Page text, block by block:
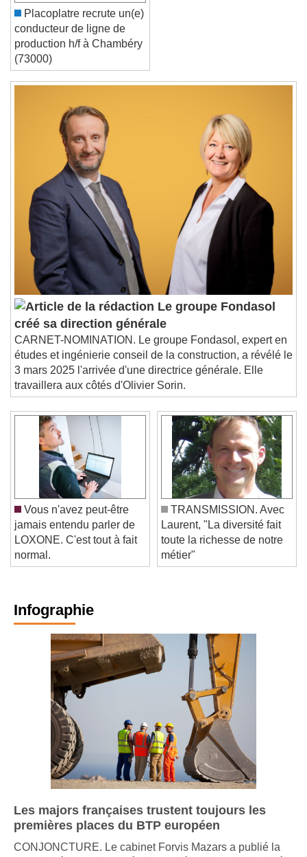
Reset
Done
Close Modal Dialog
Placoplatre recrute un(e)
conducteur de ligne de
production h/f à Chambéry
(73000)
Le groupe Fondasol
créé sa direction générale
CARNET-NOMINATION. Le groupe Fondasol, expert en
études et ingénierie conseil de la construction, a révélé le
3 mars 2025 l'arrivée d'une directrice générale. Elle
travaillera aux côtés d'Olivier Sorin.
Vous n'avez peut-être
jamais entendu parler de
LOXONE. C'est tout à fait
normal.
TRANSMISSION. Avec
Laurent, "La diversité fait
toute la richesse de notre
métier"
Infographie
Les majors françaises trustent toujours les
premières places du BTP européen